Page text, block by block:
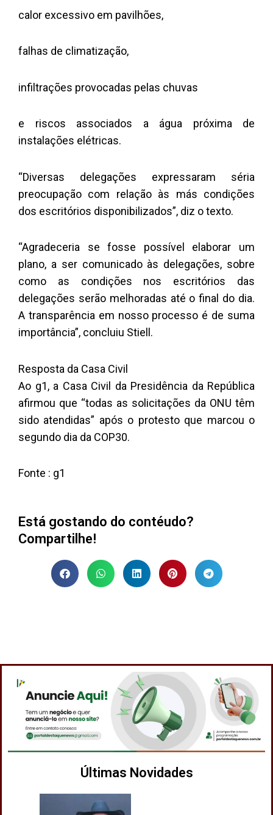
calor excessivo em pavilhões,
falhas de climatização,
infiltrações provocadas pelas chuvas
e riscos associados a água próxima de
instalações elétricas.
“Diversas delegações expressaram séria
preocupação com relação às más condições
dos escritórios disponibilizados”, diz o texto.
“Agradeceria se fosse possível elaborar um
plano, a ser comunicado às delegações, sobre
como as condições nos escritórios das
delegações serão melhoradas até o final do dia.
A transparência em nosso processo é de suma
importância”, concluiu Stiell.
Resposta da Casa Civil
Ao g1, a Casa Civil da Presidência da República
afirmou que “todas as solicitações da ONU têm
sido atendidas” após o protesto que marcou o
segundo dia da COP30.
Fonte : g1
Está gostando do contéudo?
Compartilhe!
Últimas Novidades